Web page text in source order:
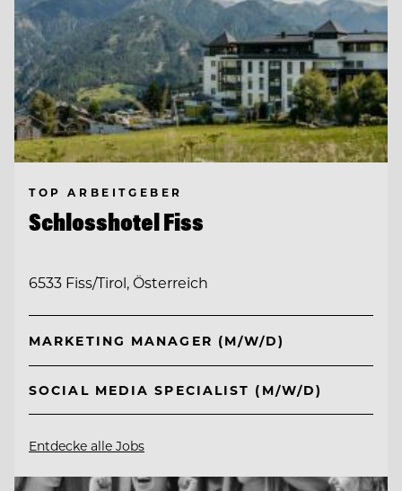
TOP ARBEITGEBER
Schlosshotel Fiss
6533 Fiss/Tirol, Österreich
MARKETING MANAGER (M/W/D)
SOCIAL MEDIA SPECIALIST (M/W/D)
Entdecke alle Jobs